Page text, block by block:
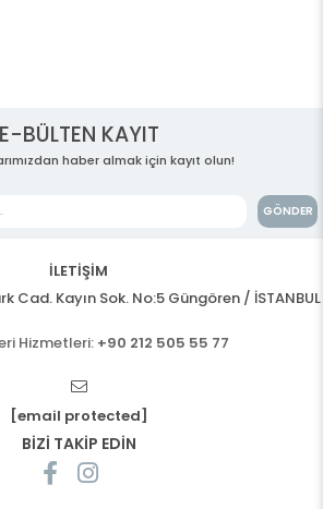
E-BÜLTEN KAYIT
haber almak için kayıt olun!
GÖNDER
İLETİŞİM
Cad. Kayın Sok. No:5 Güngören / İSTANBUL
Hizmetleri: +90 212 505 55 77
[email protected]
BİZİ TAKİP EDİN